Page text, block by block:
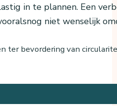
in te plannen. Een
niet wenselijk
ter bevordering van